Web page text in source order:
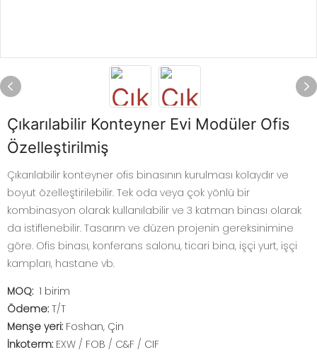
Çıkarılabilir Konteyner Evi Modüler Ofis
Özelleştirilmiş
Çıkarılabilir konteyner ofis binasının kurulması kolaydır ve
boyut özelleştirilebilir. Tek oda veya çok yönlü bir
kombinasyon olarak kullanılabilir ve 3 katman binası olarak
da istiflenebilir. Tasarım ve düzen projenin gereksinimine
göre. Ofis binası, konferans salonu, ticari bina, işçi yurt, işçi
kampları, hastane vb.
MOQ: 1 birim
Ödeme: T/T
Menşe yeri: Foshan, Çin
İnkoterm: EXW / FOB / C&F / CIF